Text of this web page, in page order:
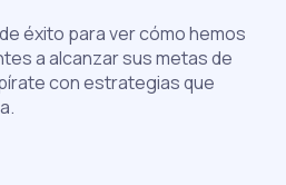
éxito para ver cómo hemos
a alcanzar sus metas de
con estrategias que